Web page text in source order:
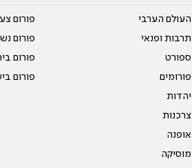
העולם הערבי
תרבות ופנאי
ספורט
פורומים
יהדות
צרכנות
אופנה
מוסיקה
פורום
פורום
פורום
פורום